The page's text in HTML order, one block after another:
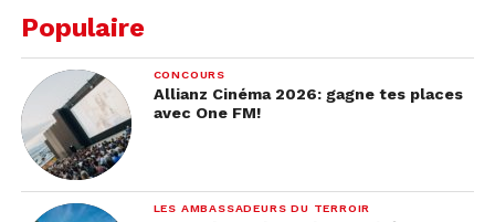
Populaire
CONCOURS
Allianz Cinéma 2026: gagne tes places
avec One FM!
LES AMBASSADEURS DU TERROIR